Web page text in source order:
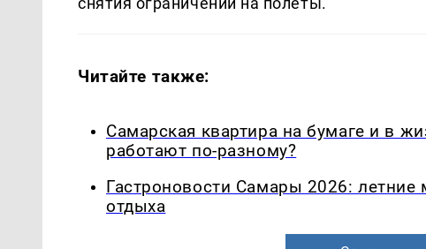
Читайте также:
Самарская квартира на бумаге и в
работают по-разному?
Гастроновости Самары 2026:
отдыха